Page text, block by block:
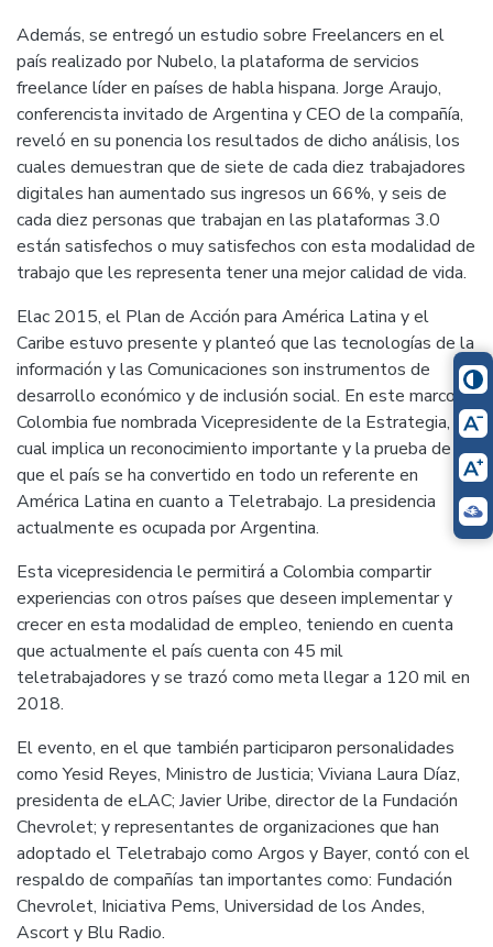
Además, se entregó un estudio sobre Freelancers en el
país realizado por Nubelo, la plataforma de servicios
freelance líder en países de habla hispana. Jorge Araujo,
conferencista invitado de Argentina y CEO de la compañía,
reveló en su ponencia los resultados de dicho análisis, los
cuales demuestran que de siete de cada diez trabajadores
digitales han aumentado sus ingresos un 66%, y seis de
cada diez personas que trabajan en las plataformas 3.0
están satisfechos o muy satisfechos con esta modalidad de
trabajo que les representa tener una mejor calidad de vida.
Elac 2015, el Plan de Acción para América Latina y el
Caribe estuvo presente y planteó que las tecnologías de la
información y las Comunicaciones son instrumentos de
desarrollo económico y de inclusión social. En este marco,
Colombia fue nombrada Vicepresidente de la Estrategia, lo
cual implica un reconocimiento importante y la prueba de
que el país se ha convertido en todo un referente en
América Latina en cuanto a Teletrabajo. La presidencia
actualmente es ocupada por Argentina.
Esta vicepresidencia le permitirá a Colombia compartir
experiencias con otros países que deseen implementar y
crecer en esta modalidad de empleo, teniendo en cuenta
que actualmente el país cuenta con 45 mil
teletrabajadores y se trazó como meta llegar a 120 mil en
2018.
El evento, en el que también participaron personalidades
como Yesid Reyes, Ministro de Justicia; Viviana Laura Díaz,
presidenta de eLAC; Javier Uribe, director de la Fundación
Chevrolet; y representantes de organizaciones que han
adoptado el Teletrabajo como Argos y Bayer, contó con el
respaldo de compañías tan importantes como: Fundación
Chevrolet, Iniciativa Pems, Universidad de los Andes,
Ascort y Blu Radio.